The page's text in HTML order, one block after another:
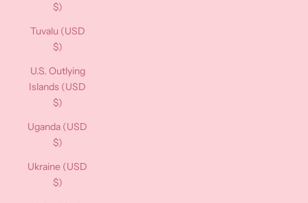
$)
Tuvalu (USD
$)
U.S. Outlying
Islands (USD
$)
Uganda (USD
$)
Ukraine (USD
$)